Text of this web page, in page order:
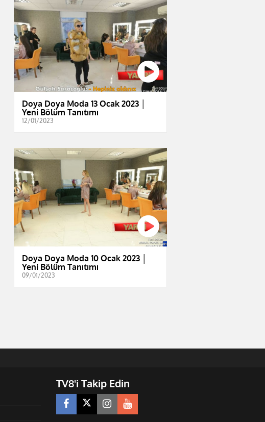
Doya Doya Moda 13 Ocak 2023 │
Yeni Bölüm Tanıtımı
12/01/2023
Doya Doya Moda 10 Ocak 2023 │
Yeni Bölüm Tanıtımı
09/01/2023
TV8'i Takip Edin